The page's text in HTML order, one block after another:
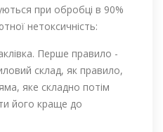
при обробці в 90%
нетоксичність:
Перше правило -
склад, як правило,
яке складно потім
його краще до